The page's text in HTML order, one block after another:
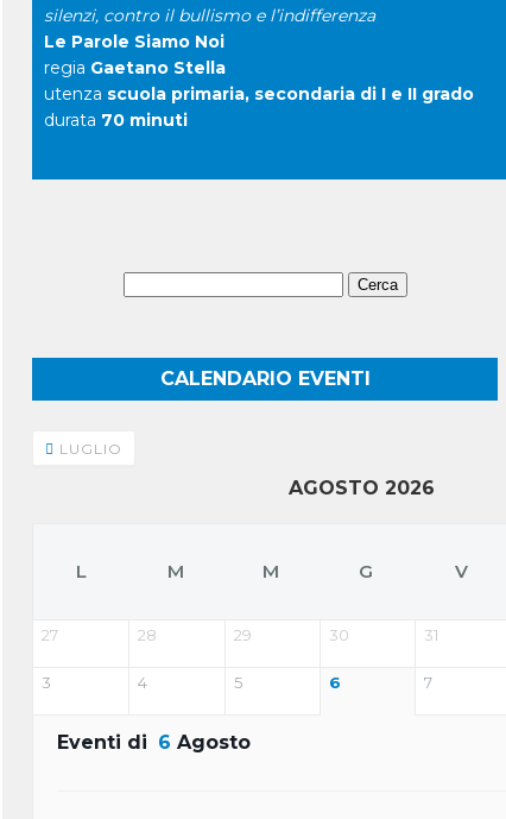
silenzi, contro il bullismo e l’indifferenza
Le Parole Siamo Noi
regia Gaetano Stella
utenza scuola primaria, secondaria di I e II grado
durata 70 minuti
CALENDARIO EVENTI
LUGLIO
AGOSTO 2026
L M M G V
27 28 29 30 31
3 4 5 6 7
Eventi di 6 Agosto